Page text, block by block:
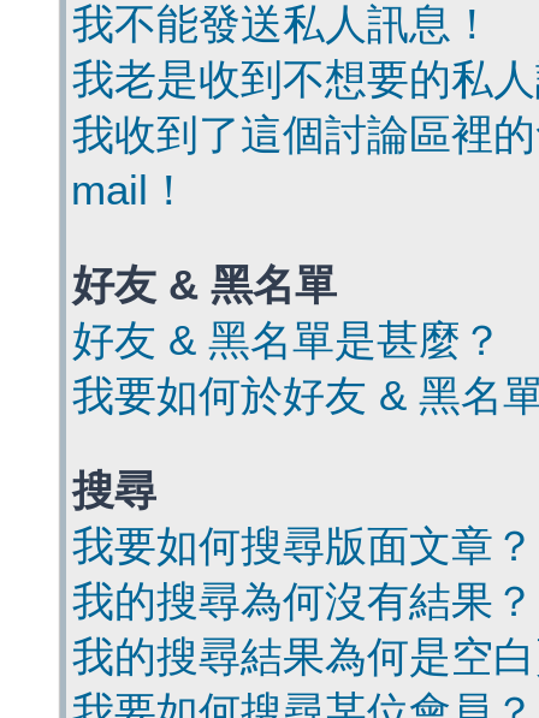
我不能發送私人訊息！
我老是收到不想要的私
我收到了這個討論區裡
mail！
好友 & 黑名單
好友 & 黑名單是甚麼？
我要如何於好友 & 黑名
搜尋
我要如何搜尋版面文章？
我的搜尋為何沒有結果？
我的搜尋結果為何是空